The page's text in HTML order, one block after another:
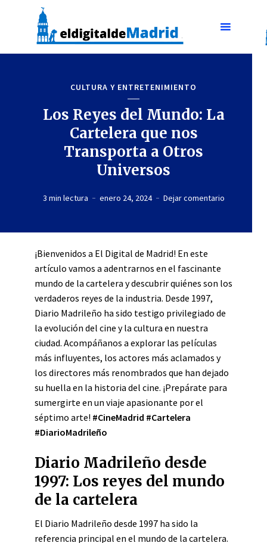
CULTURA Y ENTRETENIMIENTO
Los Reyes del Mundo: La
Cartelera que nos
Transporta a Otros
Universos
3 min lectura enero 24, 2024 Dejar comentario
¡Bienvenidos a El Digital de Madrid! En este
artículo vamos a adentrarnos en el fascinante
mundo de la cartelera y descubrir quiénes son los
verdaderos reyes de la industria. Desde 1997,
Diario Madrileño ha sido testigo privilegiado de
la evolución del cine y la cultura en nuestra
ciudad. Acompáñanos a explorar las películas
más influyentes, los actores más aclamados y
los directores más renombrados que han dejado
su huella en la historia del cine. ¡Prepárate para
sumergirte en un viaje apasionante por el
séptimo arte! #CineMadrid #Cartelera
#DiarioMadrileño
Diario Madrileño desde
1997: Los reyes del mundo
de la cartelera
El Diario Madrileño desde 1997 ha sido la
referencia principal en el mundo de la cartelera.